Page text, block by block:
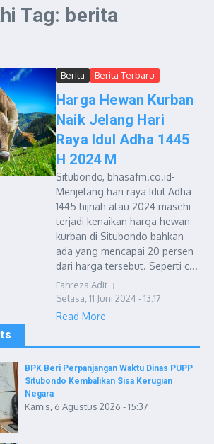
Tag: berita
Berita Berita Terbaru
Harga Hewan Kurban
Naik Jelang Hari
Raya Idul Adha 1445
H 2024 M
Situbondo, bhasafm.co.id-
Menjelang hari raya Idul Adha
1445 hijriah atau 2024 masehi
terjadi kenaikan harga hewan
kurban di Situbondo bahkan
ada yang mencapai 20 persen
dari harga tersebut. Seperti c...
Fahreza Adit
Selasa, 11 Juni 2024 - 13:17
Read More
BPK Beri Perpanjangan Waktu Dinas PUPP
Situbondo Kembalikan Sisa Kerugian
Negara
Kamis, 6 Agustus 2026 - 15:37